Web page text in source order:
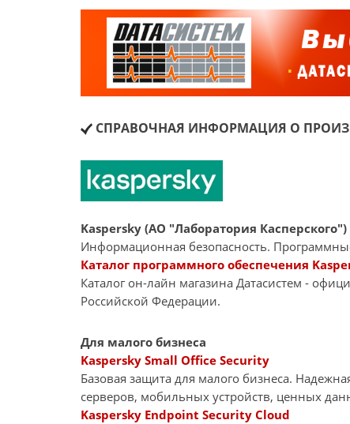
СПРАВОЧНАЯ ИНФОРМАЦИЯ О
Kaspersky (АО "Лаборатория Касперского")
Информационная безопасность.
Каталог программного обеспечения
Каталог он-лайн магазина Датасиcтем -
Российской Федерации.
Для малого бизнеса
Kaspersky Small Office Security
Базовая защита для малого бизнеса.
серверов, мобильных устройств, ценных
Kaspersky Endpoint Security Cloud